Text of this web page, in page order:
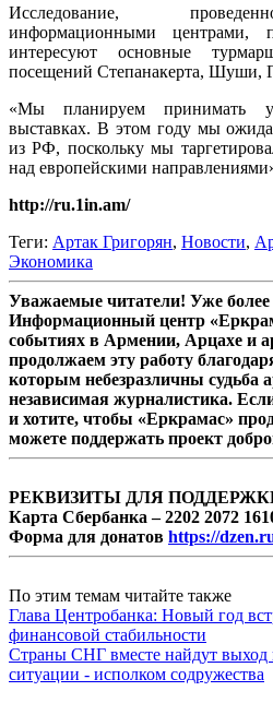
Исследование,
информационными центрами,
интересуют основные
посещений Степанакерта, Шуши,
«Мы планируем принимать
выставках. В этом году мы
из РФ, поскольку мы
над европейскими
http://ru.1in.am/
Теги: Артак Григорян, Новости,
Экономика
Уважаемые читатели! Уже более
Информационный центр
событиях в Армении, Арцахе и
продолжаем эту работу
которым небезразличны судьба
независимая журналистика.
и хотите, чтобы «Еркрамас»
можете поддержать проект
РЕКВИЗИТЫ ДЛЯ
Карта Сбербанка – 2202 2072
Форма для донатов https://
По этим темам читайте также
Глава Центробанка: Новый год
финансовой стабильности
Страны СНГ вместе найдут выход
ситуации - исполком содружества